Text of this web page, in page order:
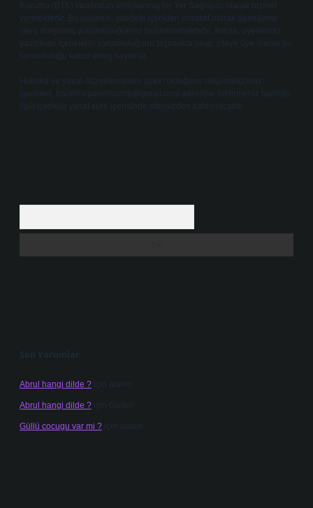
Kurumu (BTK) tarafından onaylanmış bir Yer Sağlayıcı olarak hizmet
vermektedir. Bu nedenle, sitedeki içerikleri proaktif olarak denetleme
veya araştırma yükümlülüğümüz bulunmamaktadır. Ancak, üyelerimiz
yazdıkları içeriklerin sorumluluğunu taşımakta olup, siteye üye olarak bu
sorumluluğu kabul etmiş sayılırlar.
Hukuka ve yasal düzenlemelere aykırı olduğunu düşündüğünüz
içerikleri,
backlinkpanelicomtr@gmail.com adresine bildirmeniz halinde,
ilgili içerikler yasal süre içerisinde sitemizden kaldırılacaktır.
Son Yorumlar
Abrul hangi dilde ? için admin
Abrul hangi dilde ? için Gülten
Güllü cocugu var mi ? için admin